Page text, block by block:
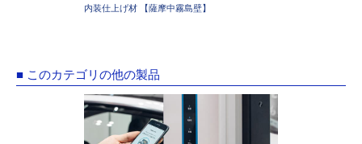
内装仕上げ材 【薩摩中霧島壁】
■ このカテゴリの他の製品